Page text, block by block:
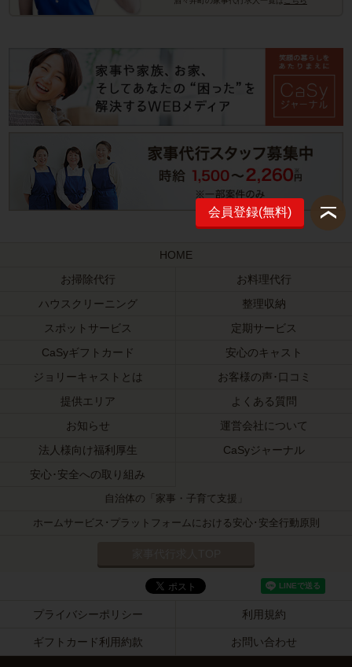
会員登録(無料)
HOME
お掃除代行
お料理代行
ハウスクリーニング
整理収納
スポットサービス
定期サービス
CaSyギフトカード
安心のキャスト
ジョリーキャストとは
お客様の声･口コミ
提供エリア
よくある質問
お知らせ
運営会社について
法人様向け福利厚生
CaSyジャーナル
安心･安全への取り組み
自治体の「家事・子育て支援」
ホームサービス･プラットフォームにおける安心･安全行動原則
プライバシーポリシー 利用規約
ギフトカード利用約款 お問い合わせ